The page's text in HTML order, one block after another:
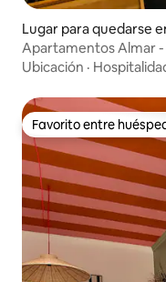
Lugar para quedarse
Apartamentos Almar -
Ubicación ·
Favorito entre
Favorito entre